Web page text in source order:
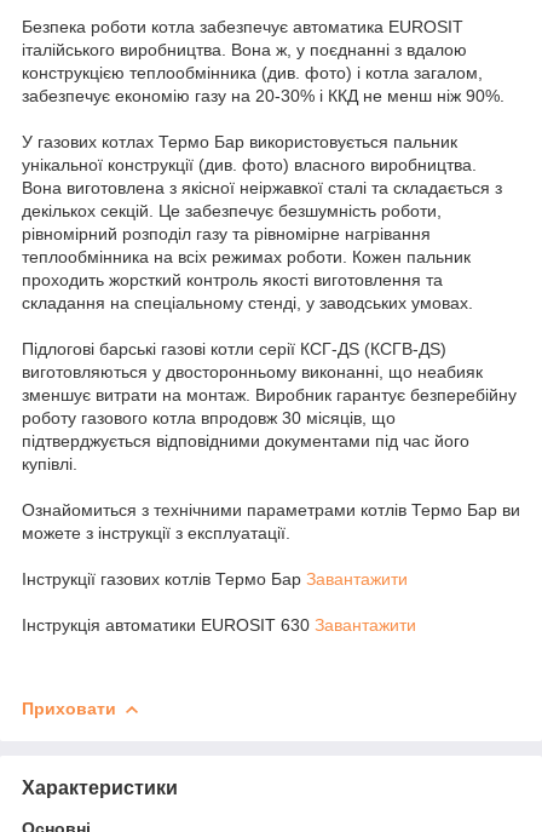
Безпека роботи котла забезпечує автоматика EUROSIT
італійського виробництва. Вона ж, у поєднанні з вдалою
конструкцією теплообмінника (див. фото) і котла загалом,
забезпечує економію газу на 20-30% і ККД не менш ніж 90%.
У газових котлах Термо Бар використовується пальник
унікальної конструкції (див. фото) власного виробництва.
Вона виготовлена з якісної неіржавкої сталі та складається з
декількох секцій. Це забезпечує безшумність роботи,
рівномірний розподіл газу та рівномірне нагрівання
теплообмінника на всіх режимах роботи. Кожен пальник
проходить жорсткий контроль якості виготовлення та
складання на спеціальному стенді, у заводських умовах.
Підлогові барські газові котли серії КСГ-ДS (КСГВ-ДS)
виготовляються у двосторонньому виконанні, що неабияк
зменшує витрати на монтаж. Виробник гарантує безперебійну
роботу газового котла впродовж 30 місяців, що
підтверджується відповідними документами під час його
купівлі.
Ознайомиться з технічними параметрами котлів Термо Бар ви
можете з інструкції з експлуатації.
Інструкції газових котлів Термо Бар Завантажити
Інструкція автоматики EUROSIT 630 Завантажити
Приховати
Характеристики
Основні